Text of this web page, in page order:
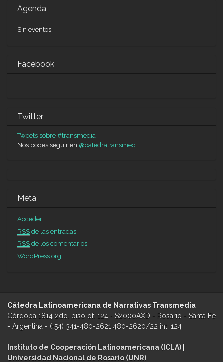
Agenda
Sin eventos
Facebook
Twitter
Tweets sobre #transmedia
Nos podes seguir en @catedratransmed
Shark tank diet pill investment
Stomach cramps while dieting
Meta
Acceder
RSS de las entradas
RSS de los comentarios
WordPress.org
Cátedra Latinoamericana de Narrativas Transmedia
Córdoba 1814 2do. piso of. 124 - S2000AXD - Rosario - Santa Fe
- Argentina - (+54) 341-480-2621 480-2620/22 int. 124
Instituto de Cooperación Latinoamericana (ICLA)
Universidad Nacional de Rosario (UNR)